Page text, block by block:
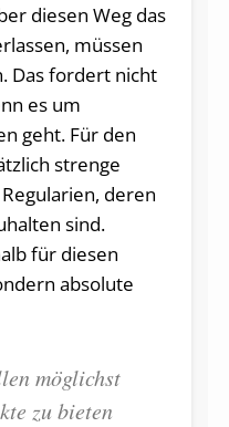
diesen Weg das
müssen
Das fordert nicht
es um
geht. Für den
strenge
deren
sind.
für diesen
absolute
möglichst
zu bieten